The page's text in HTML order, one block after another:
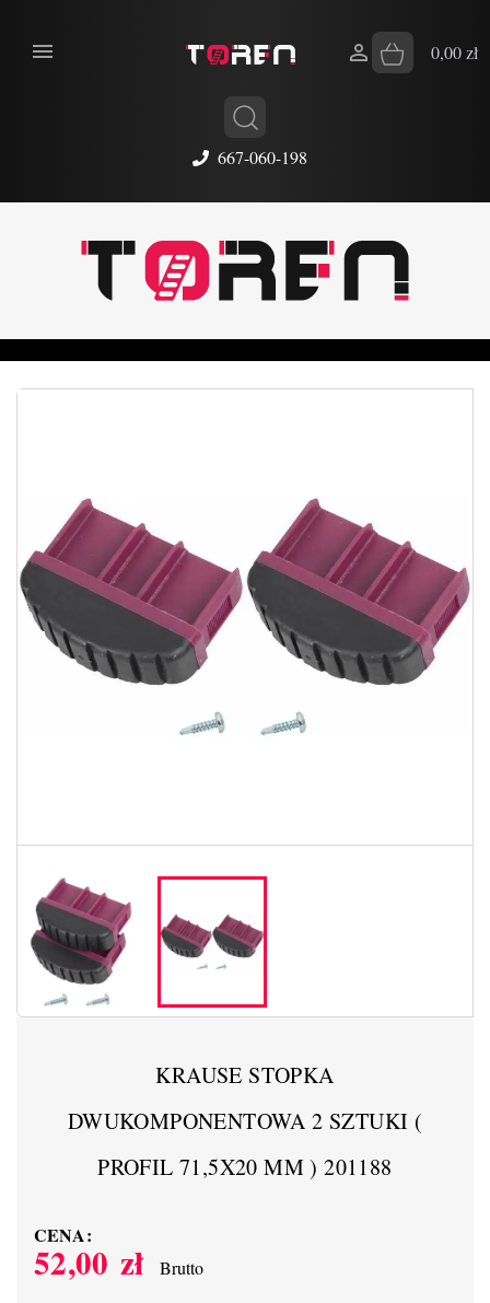
667-060-198
 0,00 zł

KRAUSE STOPKA
DWUKOMPONENTOWA 2 SZTUKI (
PROFIL 71,5X20 MM ) 201188
CENA:
52,00 zł Brutto